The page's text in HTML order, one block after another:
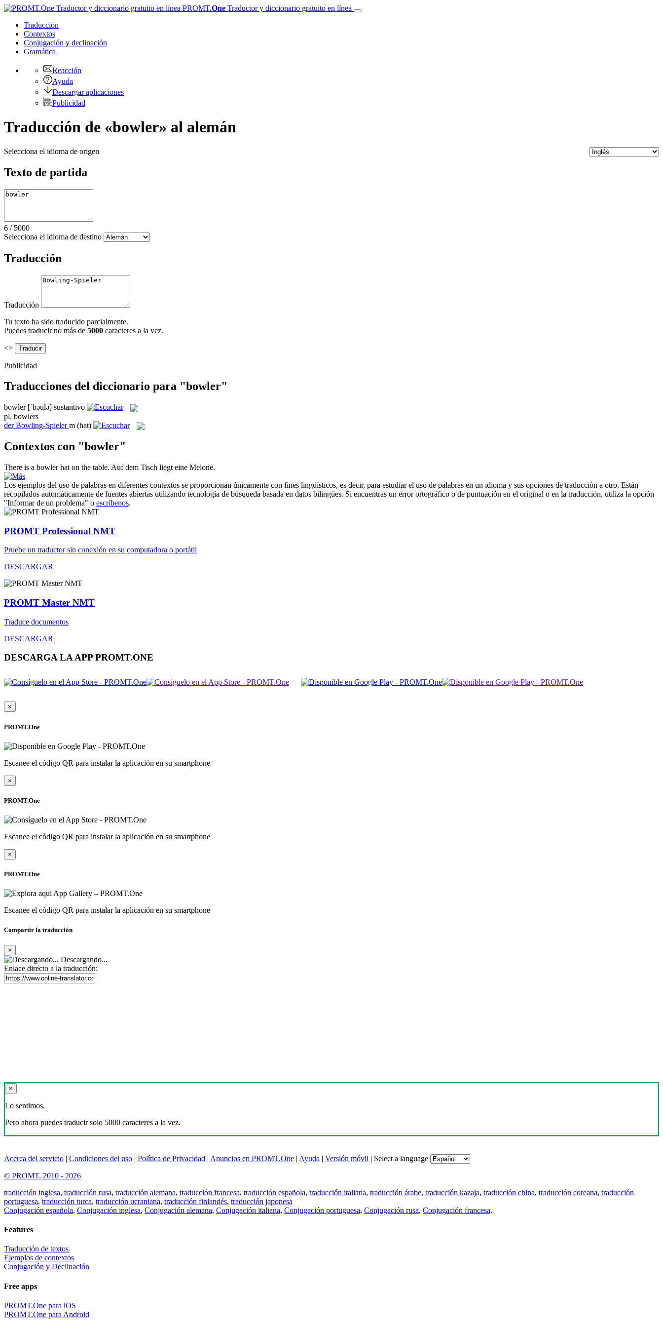
PROMT.One Traductor y diccionario gratuito en línea
Traducción
Contextos
Conjugación y declinación
Gramática
Reacción
Ayuda
Descargar aplicaciones
Publicidad
Traducción de «bowler» al alemán
Selecciona el idioma de origen
Texto de partida
6 / 5000
Selecciona el idioma de destino
Traducción
Traducción
Tu texto ha sido traducido parcialmente.
Puedes traducir no más de 5000 caracteres a la vez.
<>
Publicidad
Traducciones del diccionario para "bowler"
bowler [ˈbəulə] sustantivo
pl. bowlers
derBowling-Spieler m (hat)
Contextos con "bowler"
There is a bowlerhat on the table. Auf dem Tisch liegt eine Melone.
Los ejemplos del uso de palabras en diferentes contextos se proporcionan únicamente con fines lingüísticos, es decir, para estudiar el uso de palabras en un idioma y sus opciones de traducción a otro. Están
recopilados automáticamente de fuentes abiertas utilizando tecnología de búsqueda basada en datos bilingües. Si encuentras un error ortográfico o de puntuación en el original o en la traducción, utiliza la opción
"Informar de un problema" o escríbenos.
PROMT Professional NMT
Pruebe un traductor sin conexión en su computadora o portátil
DESCARGAR
PROMT Master NMT
Traduce documentos
DESCARGAR
DESCARGA LA APP PROMT.ONE
×
PROMT.One
Escanee el código QR para instalar la aplicación en su smartphone
×
PROMT.One
Escanee el código QR para instalar la aplicación en su smartphone
×
PROMT.One
Escanee el código QR para instalar la aplicación en su smartphone
Compartir la traducción
×
Descargando...
Enlace directo a la traducción:
×
Lo sentimos,
Pero ahora puedes traducir solo 5000 caracteres a la vez.
Acerca del servicio | Condiciones del uso | Política de Privacidad | Anuncios en PROMT.One | Ayuda | Versión móvil | Select a language
© PROMT, 2010 - 2026
traducción inglesa, traducción rusa, traducción alemana, traducción francesa, traducción española, traducción italiana, traducción árabe, traducción kazaja, traducción china, traducción coreana, traducción
portuguesa, traducción turca, traducción ucraniana, traducción finlandés, traducción japonesa
Conjugación española, Conjugación inglesa, Conjugación alemana, Conjugación italiana, Conjugación portuguesa, Conjugación rusa, Conjugación francesa.
Features
Traducción de textos
Ejemplos de contextos
Conjugación y Declinación
Free apps
PROMT.One para iOS
PROMT.One para Android